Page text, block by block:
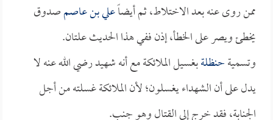
ممن روى عنه بعد الاختلاط، ثم أيضاًعلي بن عاصمصدوق
يخطئ ويصر على الخطأ، إذن ففي هذا الحديث علتان.
وتسميةحنظلةبغسيل الملائكة مع أنه شهيد رضي الله عنه لا
يدل على أن الشهداء يغسلون؛ لأن الملائكة غسلته من أجل
الجنابة، فقد خرج إلى القتال وهو جنب.